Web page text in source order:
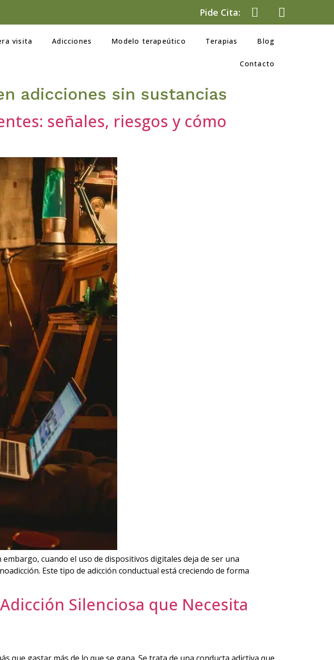
Pide Cita:
visita Adicciones Modelo terapeútico Terapias Blog
Contacto
adicciones sin sustancias
señales, riesgos y cómo
cuando el uso de dispositivos digitales deja de ser una
Este tipo de adicción conductual está creciendo de forma
Silenciosa que Necesita